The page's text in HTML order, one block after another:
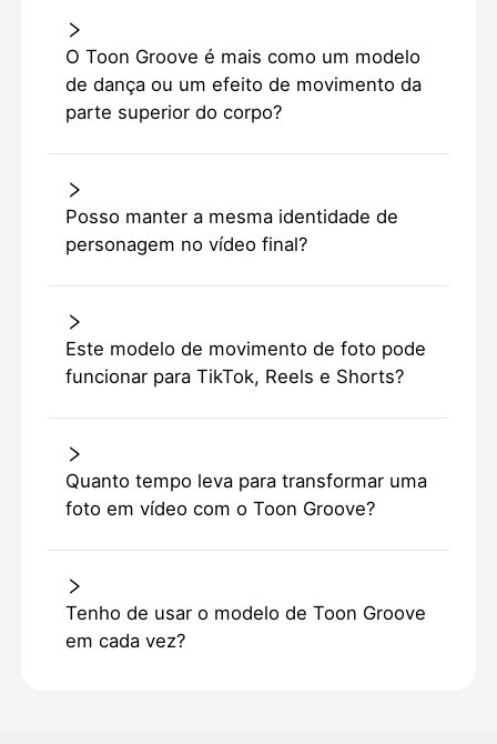
O Toon Groove é mais como um modelo
de dança ou um efeito de movimento da
parte superior do corpo?
Posso manter a mesma identidade de
personagem no vídeo final?
Este modelo de movimento de foto pode
funcionar para TikTok, Reels e Shorts?
Quanto tempo leva para transformar uma
foto em vídeo com o Toon Groove?
Tenho de usar o modelo de Toon Groove
em cada vez?